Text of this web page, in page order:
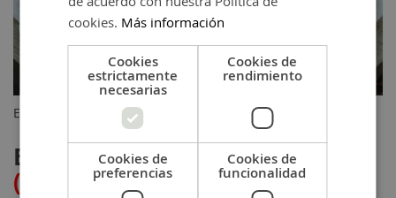
Encuéntralo pinchando
Brazalete Círculos Grandes
(NOVEDAD)
cookies. Más información
Cookies
estrictamente
necesarias
Cookies de
rendimiento
Cookies de
preferencias
Cookies de
funcionalidad